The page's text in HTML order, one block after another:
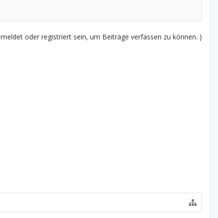
oder registriert sein, um Beiträge verfassen zu können. )